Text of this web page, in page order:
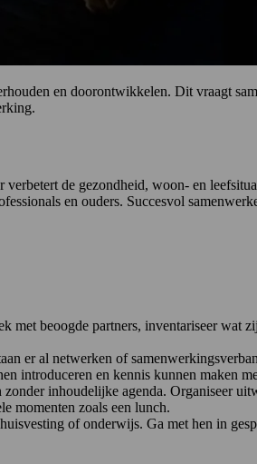
en doorontwikkelen. Dit vraagt
de gezondheid, woon- en
en ouders. Succesvol
met beoogde partners, inventariseer wat
er al netwerken of
introduceren en kennis kunnen maken
inhoudelijke agenda. Organiseer
momenten zoals een lunch.
of onderwijs. Ga met hen in